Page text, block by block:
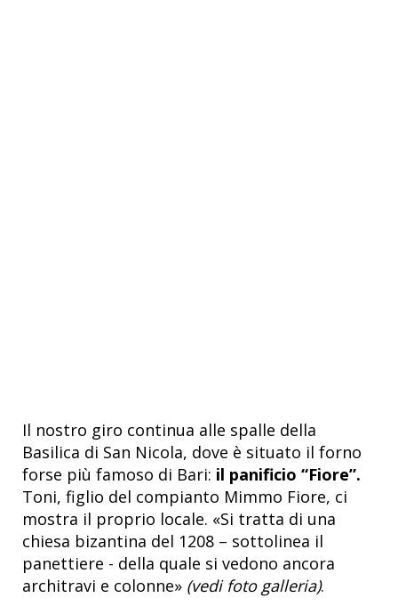
Il nostro giro continua alle spalle della
Basilica di San Nicola, dove è situato il forno
forse più famoso di Bari: il panificio “Fiore”.
Toni, figlio del compianto Mimmo Fiore, ci
mostra il proprio locale. «Si tratta di una
chiesa bizantina del 1208 – sottolinea il
panettiere - della quale si vedono ancora
architravi e colonne» (vedi foto galleria).